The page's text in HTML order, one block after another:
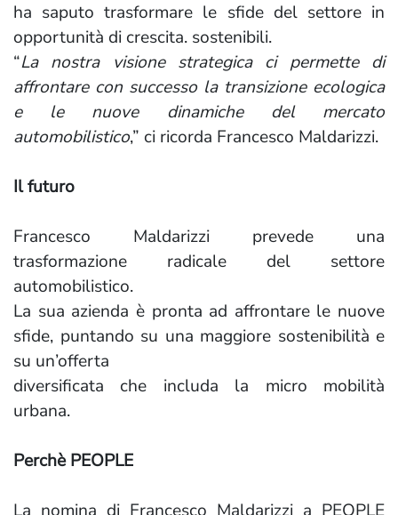
ha saputo trasformare le sfide del settore in
opportunità di crescita. sostenibili.
“La nostra visione strategica ci permette di
affrontare con successo la transizione ecologica
e le nuove dinamiche del mercato
automobilistico,” ci ricorda Francesco Maldarizzi.
Il futuro
Francesco Maldarizzi prevede una
trasformazione radicale del settore
automobilistico.
La sua azienda è pronta ad affrontare le nuove
sfide, puntando su una maggiore sostenibilità e
su un’offerta
diversificata che includa la micro mobilità
urbana.
Perchè PEOPLE